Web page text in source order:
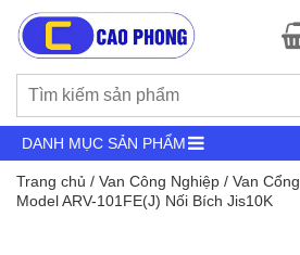
DANH MỤC SẢN PHẨM
Trang chủ / Van Công Nghiệp / Van Cổng
Model ARV-101FE(J) Nối Bích Jis10K